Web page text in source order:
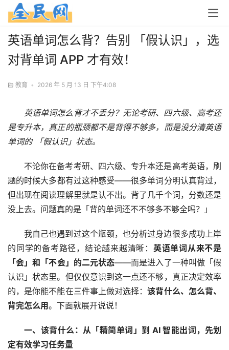
英语单词怎么背？告别 「假认识」，选
对背单词 APP 才有效！
教育 • 2026 年 5 月 13 日 下午4:08
英语单词怎么背才不丢分？无论考研、四六级、高考还
是专升本，真正的瓶颈都不是背得不够多，而是没分清英语
单词的 「假认识」状态。
不论你在备考考研、四六级、专升本还是高考英语，刷
题的时候大多都有过这种感受——很多单词分明认真背过，
但出现在阅读理解里就是认不出。背了几千个词，分数还是
没上去。问题真的是「背的单词还不不够多不够全吗？」
我自己也遇到过这个瓶颈，也分析过身边很多成功上岸
的同学的备考路径，结论越来越清晰： 英语单词从来不是
「会」和「不会」的二元状态——而是进入了一种叫做「假
认识」状态里。但仅仅意识到这一点还不够，真正决定效率
的，是你能不能在三件事上做对选择：该背什么、怎么背、
背完怎么用。下面就展开说说！
一、该背什么：从「精简单词」到 AI 智能出词，先划
定有效学习任务量